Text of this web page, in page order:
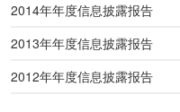
2014年年度信息披露报告
2013年年度信息披露报告
2012年年度信息披露报告